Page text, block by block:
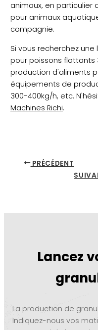
animaux, en particulier
pour animaux
compagnie.
Si vous recherchez
pour poissons flottants
production d'aliments
équipements de
300-400kg/h, etc.
Machines Richi.
PRÉCÉDENT
Lancez
La production de
Indiquez-nous vos